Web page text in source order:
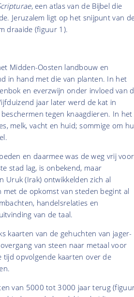
, een atlas van de Bijbel die
Jeruzalem ligt op het snijpunt van
draaide (figuur 1).
Midden-Oosten landbouw en
in hand met die van planten. In het
en everzwijn onder invloed van
jaar later werd de kat in
tegen knaagdieren. In het
melk, vacht en huid; sommige om
en daarmee was de weg vrij voor
stad lag, is onbekend, maar
Uruk (Irak) ontwikkelden zich al
de opkomst van steden begint al
handelsrelaties en
van de taal.
kaarten van de gehuchten van jager-
van steen naar metaal voor
tijd opvolgende kaarten over de
van 5000 tot 3000 jaar terug